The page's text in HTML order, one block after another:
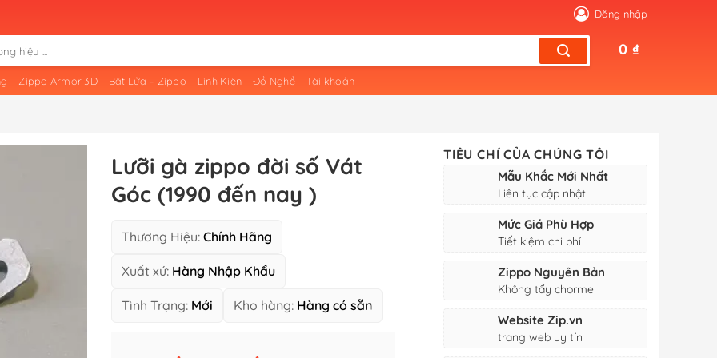
Đăng nhập
Zippo Armor 3D Bật Lửa – Zippo Linh Kiện Đồ Nghề Tài khoản
0 ₫
Lưỡi gà zippo đời số Vát
Góc (1990 đến nay )
Thương Hiệu: Chính Hãng
Xuất xứ: Hàng Nhập Khẩu
Tình Trạng: Mới Kho hàng: Hàng có sẵn
TIÊU CHÍ CỦA CHÚNG TÔI
Mẫu Khắc Mới Nhất
Liên tục cập nhật
Mức Giá Phù Hợp
Tiết kiệm chi phí
Zippo Nguyên Bản
Không tẩy chorme
Website Zip.vn
trang web uy tín